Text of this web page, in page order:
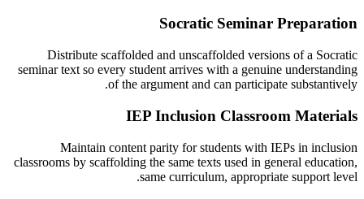
Socratic Seminar Preparation
Distribute scaffolded and unscaffolded versions of a Socratic
seminar text so every student arrives with a genuine understanding
of the argument and can participate substantively.
IEP Inclusion Classroom Materials
Maintain content parity for students with IEPs in inclusion
classrooms by scaffolding the same texts used in general education,
same curriculum, appropriate support level.